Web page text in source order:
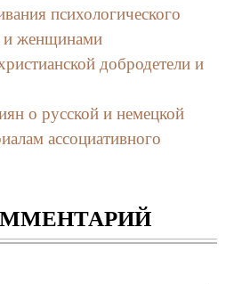
психологического
и женщинами
добродетели и
о русской и немецкой
ассоциативного